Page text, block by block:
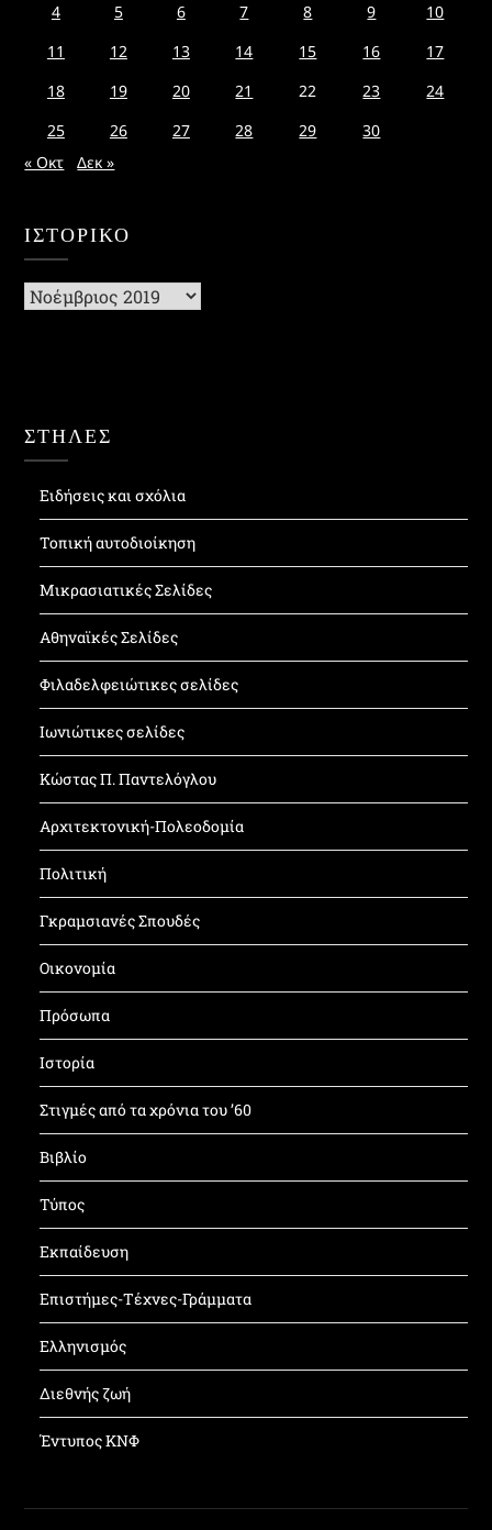
4
5 6 7 8 9
10
11
12 13 14 15 16
17
18
19 20 21 22 23
24
25
26 27 28 29
30
« Οκτ
Δεκ »
ΙΣΤΟΡΙΚΌ
Ιστορικό
ΣΤΗΛΕΣ
Ειδήσεις και σχόλια
Τοπική αυτοδιοίκηση
Μικρασιατικές Σελίδες
Αθηναϊκές Σελίδες
Φιλαδελφειώτικες σελίδες
Ιωνιώτικες σελίδες
Κώστας Π. Παντελόγλου
Αρχιτεκτονική-Πολεοδομία
Πολιτική
Γκραμσιανές Σπουδές
Οικονομία
Πρόσωπα
Ιστορία
Στιγμές από τα χρόνια του ’60
Βιβλίο
Τύπος
Εκπαίδευση
Επιστήμες-Τέχνες-Γράμματα
Ελληνισμός
Διεθνής ζωή
Έντυπος ΚΝΦ